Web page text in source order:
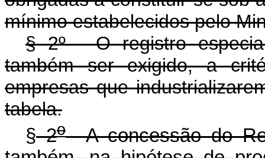
mínimo estabelecidos pelo
§ 2º - O registro
também ser exigido, a
empresas que
tabela.
§2oA concessão do